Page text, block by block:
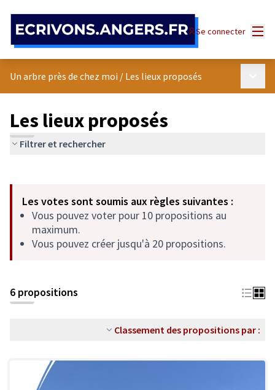
Se connecter
Un arbre près de chez moi / Les lieux proposés
Les lieux proposés
Filtrer et rechercher
−
Les votes sont soumis aux règles suivantes :
Vous pouvez voter pour 10 propositions au
maximum.
Vous pouvez créer jusqu'à 20 propositions.
6 propositions
Classement des propositions par :